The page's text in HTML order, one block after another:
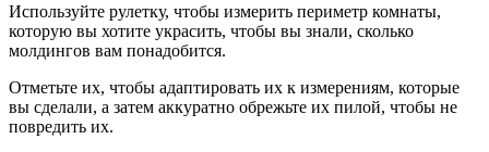
Используйте рулетку, чтобы измерить периметр комнаты,
которую вы хотите украсить, чтобы вы знали, сколько
молдингов вам понадобится.
Отметьте их, чтобы адаптировать их к измерениям, которые
вы сделали, а затем аккуратно обрежьте их пилой, чтобы не
повредить их.